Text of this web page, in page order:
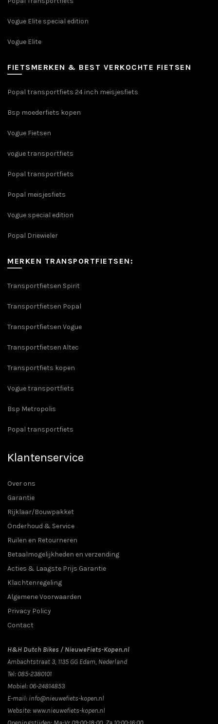
Vogue Elite special edition
Vogue Elite
FIETSMERKEN & BEST VERKOCHTE FIETSEN
Popal transportfiets 24 inch meisjesfiets
Bsp moederfiets kopen
Vogue Fietsen
vogue transportfiets
Popal transportfiets
Popal meisjesfiets
Vogue special edition
Popal Driewieler
MERKEN TRANSPORTFIETSEN:
Transportfietsen Spirit
Transportfietsen Popal
Transportfietsen Vogue
Transportfietsen Altec
Transportfiets kopen
Vogue transportfiets
Bsp Metropolis
Popal transportfiets
Klantenservice
Over ons
Garantie
Rijklaar/Bouwpakket
Onderhoud & Service
Ruilen en Retourneren
Betaalmogelijkheden en verzending
Acties & Laagste Prijs Garantie
Klachtenregeling
Algemene Voorwaarden
Privacy Policy
Contact
H&H Dutch Bikes / NieuweFiets-Kopen.nl
Ambachtstraat 3, 1135 GG Edam, Nederland
Tel: 085-2380101
Mobiel: 06-24814853
E-mail: info@nieuwefiets-kopen.nl
Website: www.nieuwefiets-kopen.nl